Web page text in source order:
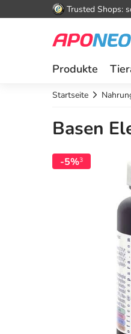
Trusted Shops:
Produkte
Startseite
Basen
-5%3